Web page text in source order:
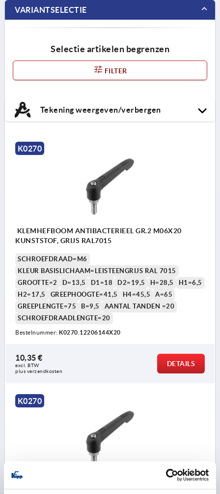
VARIANTSELECTIE
Selectie artikelen begrenzen
FILTER
Tekening weergeven/verbergen
K0270
KLEMHEFBOOM ANTIBACTERIEEL GR.2 M06X20
KUNSTSTOF, GRIJS RAL7015
SCHROEFDRAAD=M6
KLEUR BASISLICHAAM=LEISTEENGRIJS RAL 7015
GROOTTE=2
D=13,5 D1=18 D2=19,5 H=28,5
H1=6,5
H2=17,5
GREEPHOOGTE=41,5 H4=45,5
A=65
GREEPLENGTE=75
B=9,5
AANTAL TANDEN =20
SCHROEFDRAADLENGTE=20
Bestelnummer: K0270.12206144X20
10,35 €
excl. BTW
plus verzendkosten
DETAILS
K0270
KLEMHEFBOOM ANTIBACTERIEEL GR.2 M08X20